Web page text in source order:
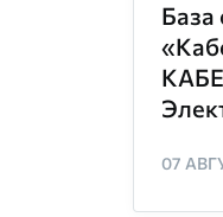
База
07